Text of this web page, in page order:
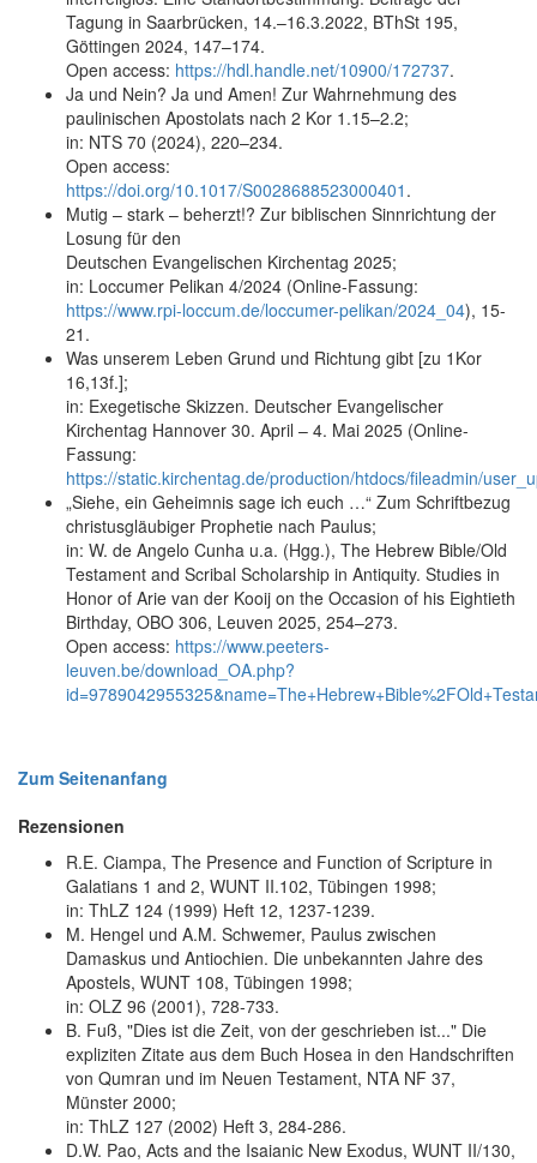
Tagung in Saarbrücken, 14.–16.3.2022, BThSt 195,
Göttingen 2024, 147–174.
Open access: https://hdl.handle.net/10900/172737.
Ja und Nein? Ja und Amen! Zur Wahrnehmung des
paulinischen Apostolats nach 2 Kor 1.15–2.2;
in: NTS 70 (2024), 220–234.
Open access:
https://doi.org/10.1017/S0028688523000401 .
Mutig – stark – beherzt!? Zur biblischen Sinnrichtung der
Losung für den
Deutschen Evangelischen Kirchentag 2025;
in: Loccumer Pelikan 4/2024 (Online-Fassung:
https://www.rpi-loccum.de/loccumer-pelikan/2024_04), 15-
21.
Was unserem Leben Grund und Richtung gibt [zu 1Kor
16,13f.];
in: Exegetische Skizzen. Deutscher Evangelischer
Kirchentag Hannover 30. April – 4. Mai 2025 (Online-
Fassung:
https://static.kirchentag.de/production/htdocs/fileadmin/
„Siehe, ein Geheimnis sage ich euch …“ Zum Schriftbezug
christusgläubiger Prophetie nach Paulus;
in: W. de Angelo Cunha u.a. (Hgg.), The Hebrew Bible/Old
Testament and Scribal Scholarship in Antiquity. Studies in
Honor of Arie van der Kooij on the Occasion of his Eightieth
Birthday, OBO 306, Leuven 2025, 254–273.
Open access: https://www.peeters-
leuven.be/download_OA.php?
Zum Seitenanfang
Rezensionen
R.E. Ciampa, The Presence and Function of Scripture in
Galatians 1 and 2, WUNT II.102, Tübingen 1998;
in: ThLZ 124 (1999) Heft 12, 1237-1239.
M. Hengel und A.M. Schwemer, Paulus zwischen
Damaskus und Antiochien. Die unbekannten Jahre des
Apostels, WUNT 108, Tübingen 1998;
in: OLZ 96 (2001), 728-733.
B. Fuß, "Dies ist die Zeit, von der geschrieben ist..." Die
expliziten Zitate aus dem Buch Hosea in den Handschriften
von Qumran und im Neuen Testament, NTA NF 37,
Münster 2000;
in: ThLZ 127 (2002) Heft 3, 284-286.
D.W. Pao, Acts and the Isaianic New Exodus, WUNT II/130,